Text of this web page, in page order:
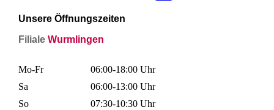
Unsere Öffnungszeiten
Filiale Wurmlingen
Mo-Fr
06:00-18:00 Uhr
Sa
06:00-13:00 Uhr
So
07:30-10:30 Uhr